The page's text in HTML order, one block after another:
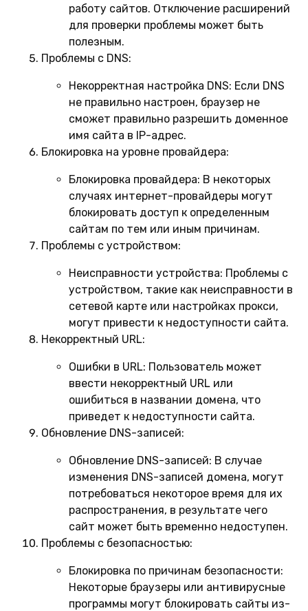
работу сайтов. Отключение расширений
для проверки проблемы может быть
полезным.
Проблемы с DNS:
Некорректная настройка DNS: Если DNS
не правильно настроен, браузер не
сможет правильно разрешить доменное
имя сайта в IP-адрес.
Блокировка на уровне провайдера:
Блокировка провайдера: В некоторых
случаях интернет-провайдеры могут
блокировать доступ к определенным
сайтам по тем или иным причинам.
Проблемы с устройством:
Неисправности устройства: Проблемы с
устройством, такие как неисправности в
сетевой карте или настройках прокси,
могут привести к недоступности сайта.
Некорректный URL:
Ошибки в URL: Пользователь может
ввести некорректный URL или
ошибиться в названии домена, что
приведет к недоступности сайта.
Обновление DNS-записей:
Обновление DNS-записей: В случае
изменения DNS-записей домена, могут
потребоваться некоторое время для их
распространения, в результате чего
сайт может быть временно недоступен.
Проблемы с безопасностью:
Блокировка по причинам безопасности:
Некоторые браузеры или антивирусные
программы могут блокировать сайты из-